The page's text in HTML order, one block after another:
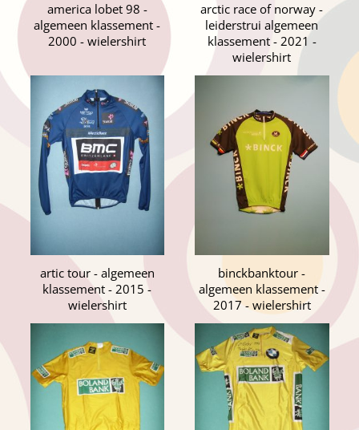
america lobet 98 -
algemeen klassement -
2000 - wielershirt
arctic race of norway -
leiderstrui algemeen
klassement - 2021 -
wielershirt
artic tour - algemeen
klassement - 2015 -
wielershirt
binckbanktour -
algemeen klassement -
2017 - wielershirt